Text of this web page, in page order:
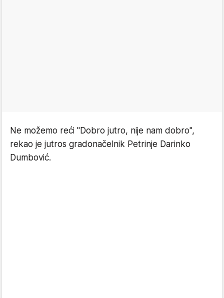
Ne možemo reći "Dobro jutro, nije nam dobro",
rekao je jutros gradonačelnik Petrinje Darinko
Dumbović.